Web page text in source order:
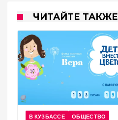
ЧИТАЙТЕ ТАКЖЕ
В КУЗБАССЕ ОБЩЕСТВО